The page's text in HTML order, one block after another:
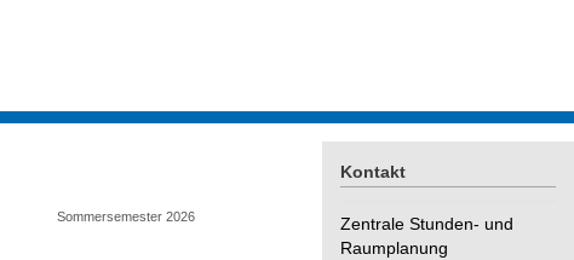
Kontakt
Zentrale Stunden- und
Raumplanung
Sommersemester 2026